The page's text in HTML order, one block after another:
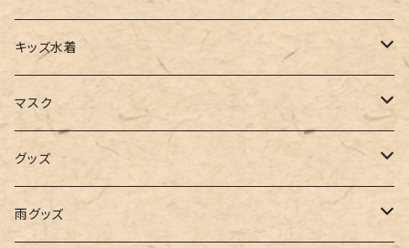
タンクトップ
キャミソール
インナー
ビスチェ
サロペット
ガウチョ
レギンス
その他
スニーカー
フラットシューズ
レインシューズ
レースアップ
バックパック
カゴバッグ
エコバッグ
リュック
ワンピース
ビキニ
ワンショルダー
オフショルダー
キッズ水着
女の子
男の子
ユニセックス
マスク
アクセサリー
マスクケース
グッズ
帽子
雨グッズ